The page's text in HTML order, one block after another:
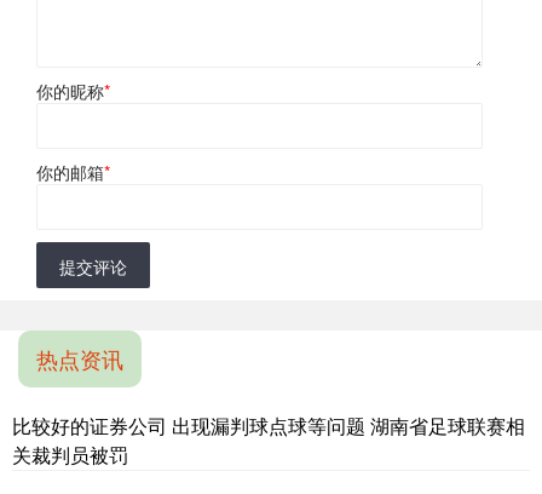
你的昵称*
你的邮箱*
提交评论
热点资讯
比较好的证券公司 出现漏判球点球等问题 湖南省足球联赛相
关裁判员被罚